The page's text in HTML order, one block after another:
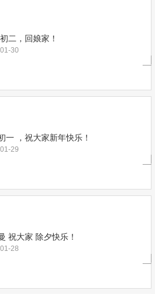
二，回娘家！
30
一 ，祝大家新年快乐！
29
祝大家 除夕快乐！
28